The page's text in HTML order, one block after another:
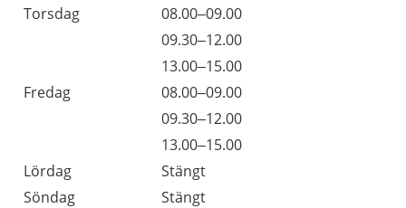
Torsdag
08.00–09.00
09.30–12.00
13.00–15.00
Fredag
08.00–09.00
09.30–12.00
13.00–15.00
Lördag
Stängt
Söndag
Stängt